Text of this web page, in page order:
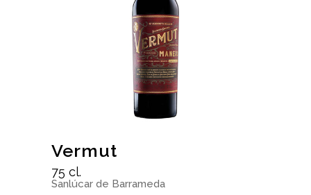
Vermut
75 cl.
Sanlúcar de Barrameda